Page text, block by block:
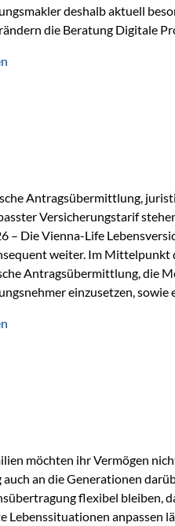
deshalb aktuell
die Beratung Digitale
Abläufe und schaffen
Antragsübermittlung,
Versicherungstarif
– Die Vienna-Life
weiter. Im Mittelpunkt
Antragsübermittlung, die
einzusetzen,
für Vertriebspartner deutlich
möchten ihr Vermögen
an die Generationen
flexibel bleiben,
Lebenssituationen anpassen